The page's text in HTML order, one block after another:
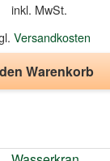
inkl. MwSt.
Versandkosten
Warenkorb